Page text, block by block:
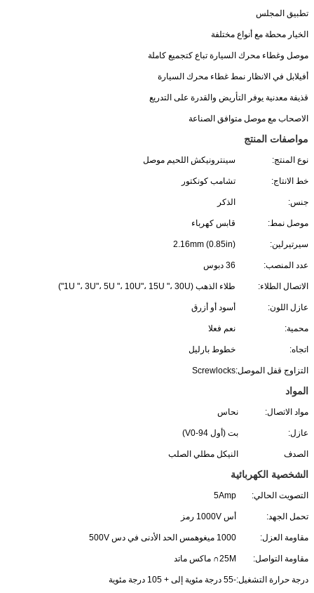
تطبيق المجلس
الخيار محطة مع أنواع مختلفة
موصل وغطاء محرك السيارة تباع كتجميع كاملة
أفيلابل في الانظار نمط غطاء محرك السيارة
قذيفة معدنية يوفر التأريض والقدرة على التدريع
الاصحاب مع موصل متوافق الصناعة
مواصفات المنتج
نوع المنتج: سينترونيكش اللحيم موصل
خط الانتاج: تشامب كونكتور
جنس: الذكر
موصل نمط: قابس كهرباء
سيرتيرلين: 2.16mm (0.85in)
عدد المنصب: 36 دبوس
الاتصال الطلاء: طلاء الذهب (1U "، 3U"، 5U "، 10U"، 15U "، 30U")
عازل اللون: أسود أو أزرق
محمية: نعم فعلا
اتجاه: خطوط بارليل
التزاوج قفل الموصل:Screwlocks
المواد
مواد الاتصال: نحاس
عازل: بت (أول 94-V0)
الصدف النيكل مطلي الصلب
الشخصية الكهربائية
التصويت الحالي: 5Amp
تحمل الجهد: أس 1000V رمز
مقاومة العزل: 1000 ميغوهمس الحد الأدنى في دس 500V
مقاومة التواصل: 25M∩ ماكس ماتد
درجة حرارة التشغيل:-55 درجة مئوية إلى + 105 درجة مئوية